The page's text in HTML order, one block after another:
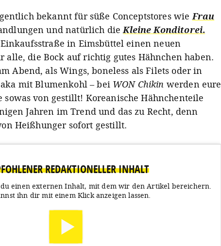
bekannt für süße Conceptstores wie Frau
und natürlich die Kleine Konditorei.
in Eimsbüttel einen neuen
die Bock auf richtig gutes Hähnchen haben.
Abend, als Wings, boneless als Filets oder in
mit Blumenkohl – bei WON Chikin werden eure
sowas von gestillt! Koreanische Hähnchenteile
Jahren im Trend und das zu Recht, denn
Heißhunger sofort gestillt.
REDAKTIONELLER INHALT
einen externen Inhalt, mit dem wir den Artikel bereichern.
ihn dir mit einem Klick anzeigen lassen.